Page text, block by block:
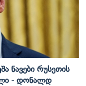
Ნავები Რუსეთის
- Დონალდ